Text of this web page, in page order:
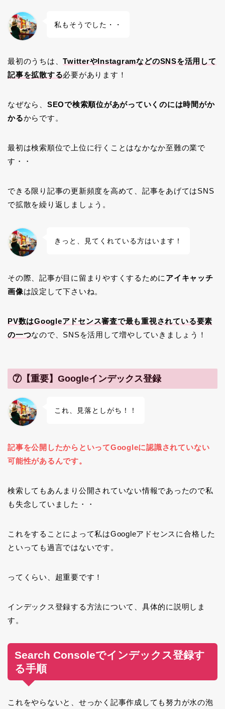
今回は
観光ス
私もそうでした・・
最初のうちは、TwitterやInstagramなどのSNSを活用して
記事を拡散する必要があります！
なぜなら、 SEOで検索順位があがっていくのには時間がか
かるからです。
最初は検索順位で上位に行くことはなかなか至難の業で
す・・
できる限り記事の更新頻度を高めて、記事をあげてはSNS
で拡散を繰り返しましょう。
きっと、見てくれている方はいます！
その際、記事が目に留まりやすくするために アイキャッチ
画像は設定して下さいね。
PV数はGoogleアドセンス審査で最も重視されている要素
の一つなので、SNSを活用して増やしていきましょう！
⑦【重要】Googleインデックス登録
これ、見落としがち！！
記事を公開したからといってGoogleに認識されていない
可能性があるんです。
検索してもあんまり公開されていない情報であったので私
も失念していました・・
これをすることによって私はGoogleアドセンスに合格した
といっても過言ではないです。
ってくらい、超重要です！
インデックス登録する方法について、具体的に説明しま
す。
Search Consoleでインデックス登録す
る手順
これをやらないと、せっかく記事作成しても努力が水の泡